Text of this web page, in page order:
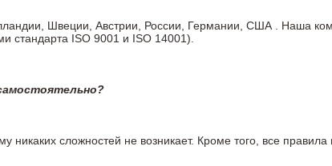
Швеции, Австрии, России, Германии, США . Наша
стандарта ISO 9001 и ISO 14001).
никаких сложностей не возникает. Кроме того, все